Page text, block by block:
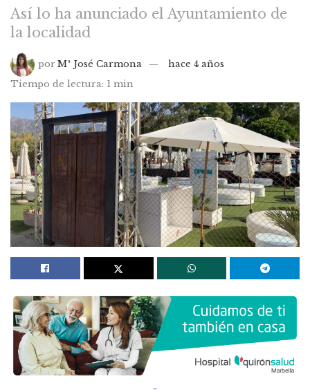
Así lo ha anunciado el Ayuntamiento de
la localidad
por Mª José Carmona
hace 4 años
Tiempo de lectura: 1 min